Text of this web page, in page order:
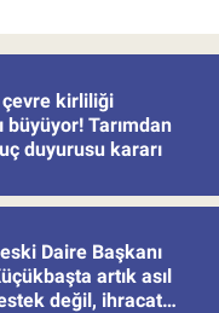
çevre kirliliği
büyüyor! Tarımdan
duyurusu kararı
Daire Başkanı
artık asıl
değil, ihracat